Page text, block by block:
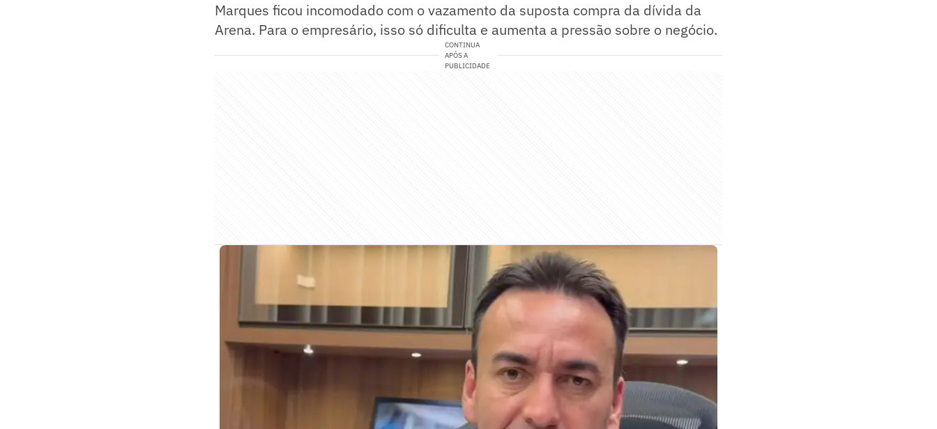
Marques ficou incomodado com o vazamento da suposta compra da dívida da
Arena. Para o empresário, isso só dificulta e aumenta a pressão sobre o negócio.
CONTINUA
APÓS A
PUBLICIDADE